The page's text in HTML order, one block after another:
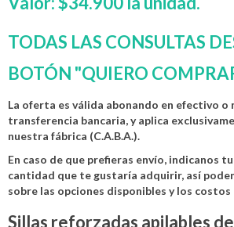
TODAS LAS CONSULTAS
BOTÓN "QUIERO
La oferta es válida abonando en efectivo o
transferencia bancaria, y aplica
nuestra fábrica (C.A.B.A.).
En caso de que prefieras envío, indicanos
cantidad que te gustaría adquirir, así
sobre las opciones disponibles y los
Sillas reforzadas apilables